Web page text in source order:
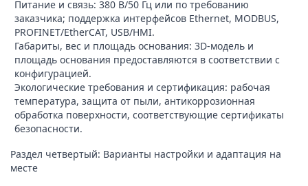
Питание и связь: 380 В/50 Гц или по требованию
заказчика; поддержка интерфейсов Ethernet, MODBUS,
PROFINET/EtherCAT, USB/HMI.
Габариты, вес и площадь основания: 3D-модель и
площадь основания предоставляются в соответствии с
конфигурацией.
Экологические требования и сертификация: рабочая
температура, защита от пыли, антикоррозионная
обработка поверхности, соответствующие сертификаты
безопасности.
Раздел четвертый: Варианты настройки и адаптация на
месте